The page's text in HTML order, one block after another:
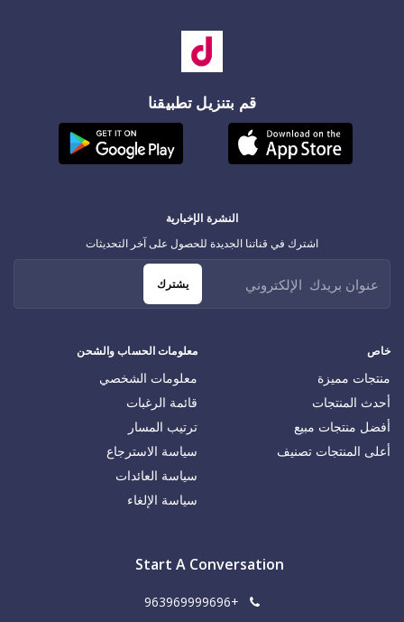
قم بتنزيل تطبيقنا
خاص
منتجات مميزة
أحدث المنتجات
أفضل منتجات مبيع
أعلى المنتجات تصنيف
معلومات الحساب والشحن
معلومات الشخصي
قائمة الرغبات
ترتيب المسار
سياسة الاسترجاع
سياسة العائدات
سياسة الإلغاء
النشرة الإخبارية
اشترك في قناتنا الجديدة للحصول على آخر التحديثات
يشترك
Start A Conversation
+963969999696